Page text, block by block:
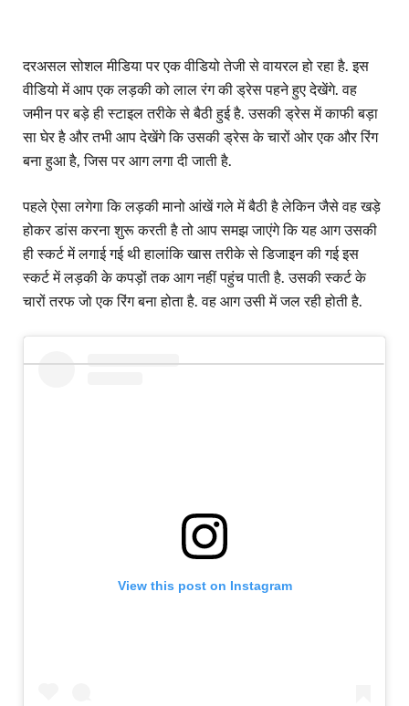
दरअसल सोशल मीडिया पर एक वीडियो तेजी से वायरल हो रहा है. इस
वीडियो में आप एक लड़की को लाल रंग की ड्रेस पहने हुए देखेंगे. वह
जमीन पर बड़े ही स्टाइल तरीके से बैठी हुई है. उसकी ड्रेस में काफी बड़ा
सा घेर है और तभी आप देखेंगे कि उसकी ड्रेस के चारों ओर एक और रिंग
बना हुआ है, जिस पर आग लगा दी जाती है.
पहले ऐसा लगेगा कि लड़की मानो आंखें गले में बैठी है लेकिन जैसे वह खड़े
होकर डांस करना शुरू करती है तो आप समझ जाएंगे कि यह आग उसकी
ही स्कर्ट में लगाई गई थी हालांकि खास तरीके से डिजाइन की गई इस
स्कर्ट में लड़की के कपड़ों तक आग नहीं पहुंच पाती है. उसकी स्कर्ट के
चारों तरफ जो एक रिंग बना होता है. वह आग उसी में जल रही होती है.
View this post on Instagram